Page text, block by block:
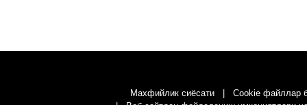
Махфийлик сиёсати
Cookie файллар